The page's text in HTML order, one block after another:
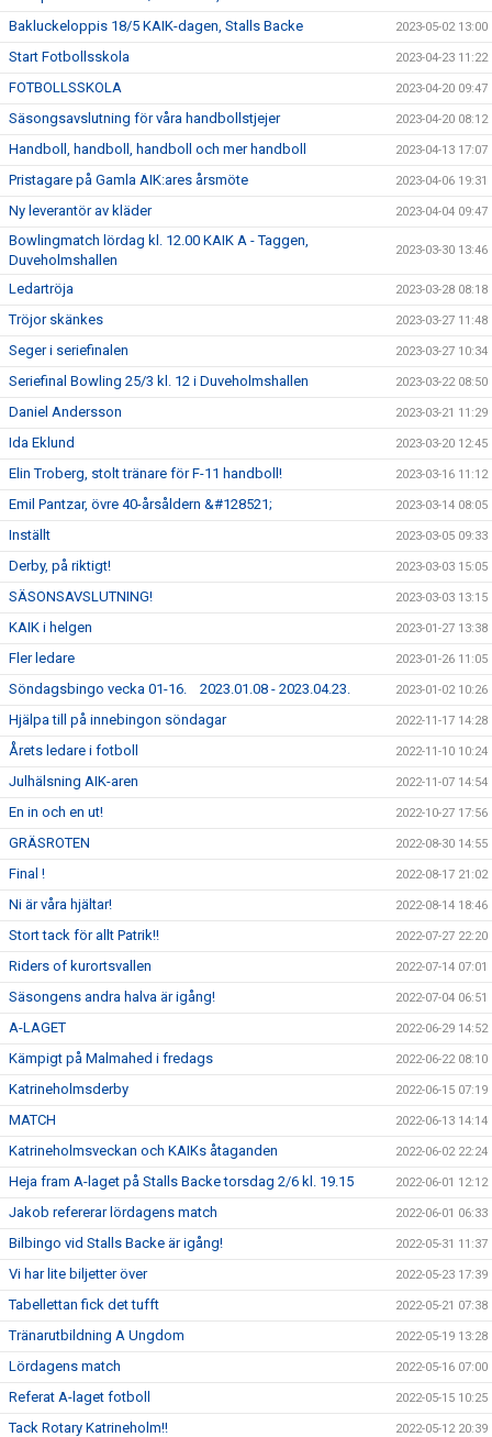
Bakluckeloppis 18/5 KAIK-dagen, Stalls Backe 2023-05-02 13:00
Start Fotbollsskola 2023-04-23 11:22
FOTBOLLSSKOLA 2023-04-20 09:47
Säsongsavslutning för våra handbollstjejer 2023-04-20 08:12
Handboll, handboll, handboll och mer handboll 2023-04-13 17:07
Pristagare på Gamla AIK:ares årsmöte 2023-04-06 19:31
Ny leverantör av kläder 2023-04-04 09:47
Bowlingmatch lördag kl. 12.00 KAIK A - Taggen,
Duveholmshallen
2023-03-30 13:46
Ledartröja 2023-03-28 08:18
Tröjor skänkes 2023-03-27 11:48
Seger i seriefinalen 2023-03-27 10:34
Seriefinal Bowling 25/3 kl. 12 i Duveholmshallen 2023-03-22 08:50
Daniel Andersson 2023-03-21 11:29
Ida Eklund 2023-03-20 12:45
Elin Troberg, stolt tränare för F-11 handboll! 2023-03-16 11:12
Emil Pantzar, övre 40-årsåldern &#128521; 2023-03-14 08:05
Inställt 2023-03-05 09:33
Derby, på riktigt! 2023-03-03 15:05
SÄSONSAVSLUTNING! 2023-03-03 13:15
KAIK i helgen 2023-01-27 13:38
Fler ledare 2023-01-26 11:05
Söndagsbingo vecka 01-16. 2023.01.08 - 2023.04.23. 2023-01-02 10:26
Hjälpa till på innebingon söndagar 2022-11-17 14:28
Årets ledare i fotboll 2022-11-10 10:24
Julhälsning AIK-aren 2022-11-07 14:54
En in och en ut! 2022-10-27 17:56
GRÄSROTEN 2022-08-30 14:55
Final ! 2022-08-17 21:02
Ni är våra hjältar! 2022-08-14 18:46
Stort tack för allt Patrik!! 2022-07-27 22:20
Riders of kurortsvallen 2022-07-14 07:01
Säsongens andra halva är igång! 2022-07-04 06:51
A-LAGET 2022-06-29 14:52
Kämpigt på Malmahed i fredags 2022-06-22 08:10
Katrineholmsderby 2022-06-15 07:19
MATCH 2022-06-13 14:14
Katrineholmsveckan och KAIKs åtaganden 2022-06-02 22:24
Heja fram A-laget på Stalls Backe torsdag 2/6 kl. 19.15 2022-06-01 12:12
Jakob refererar lördagens match 2022-06-01 06:33
Bilbingo vid Stalls Backe är igång! 2022-05-31 11:37
Vi har lite biljetter över 2022-05-23 17:39
Tabellettan fick det tufft 2022-05-21 07:38
Tränarutbildning A Ungdom 2022-05-19 13:28
Lördagens match 2022-05-16 07:00
Referat A-laget fotboll 2022-05-15 10:25
Tack Rotary Katrineholm!! 2022-05-12 20:39